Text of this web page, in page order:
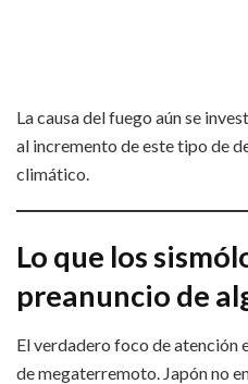
La causa del fuego aún se
al incremento de este tipo de
climático.
Lo que los
preanuncio de
El verdadero foco de atención
de megaterremoto. Japón no